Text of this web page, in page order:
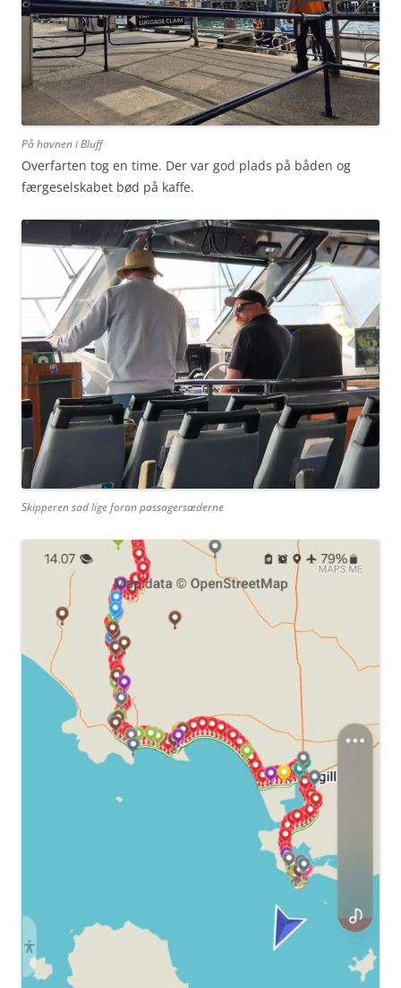
På havnen i Bluff
Overfarten tog en time. Der var god plads på båden og
færgeselskabet bød på kaffe.
Skipperen sad lige foran passagersæderne